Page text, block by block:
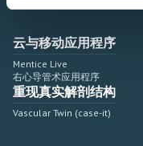
云与移动应用程序
Mentice Live
右心导管术应用程序
重现真实解剖结构
Vascular Twin (case-it)